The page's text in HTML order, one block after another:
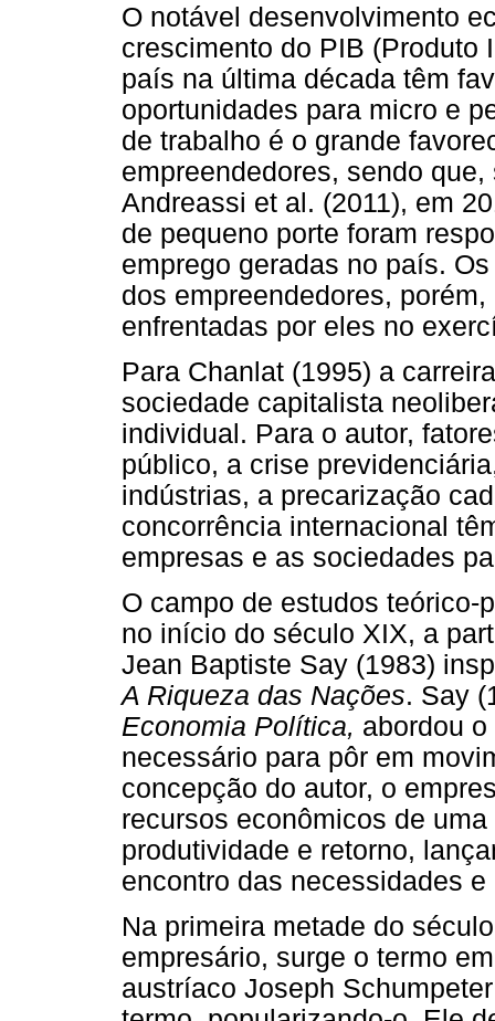
O notável desenvolvimento
crescimento do PIB (Produto
país na última década têm
oportunidades para micro e
de trabalho é o grande
empreendedores, sendo
Andreassi et al. (2011), em
de pequeno porte foram
emprego geradas no país.
dos empreendedores,
enfrentadas por eles no
Para Chanlat (1995) a
sociedade capitalista
individual. Para o autor,
público, a crise
indústrias, a precarização
concorrência internacional
empresas e as sociedades
O campo de estudos teórico-
no início do século XIX, a
Jean Baptiste Say (1983)
A Riqueza das Nações. Say
Economia Política, abordou
necessário para pôr em
concepção do autor, o
recursos econômicos de
produtividade e retorno,
encontro das necessidades
Na primeira metade do
empresário, surge o termo
austríaco Joseph